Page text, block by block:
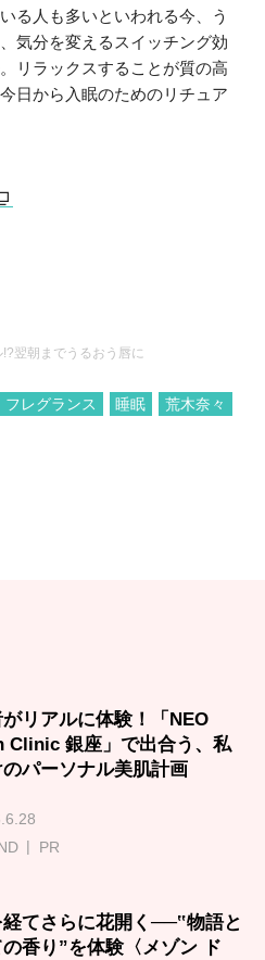
る人も多いといわれる今、う
気分を変えるスイッチング効
リラックスすることが質の高
日から入眠のためのリチュア
翌朝までうるおう唇に
フレグランス 睡眠
荒木奈々
リアルに体験！「NEO
Clinic 銀座」で出合う、私
のパーソナル美肌計画
PR
経てさらに花開く──‟物語と
の香り”を体験〈メゾン ド